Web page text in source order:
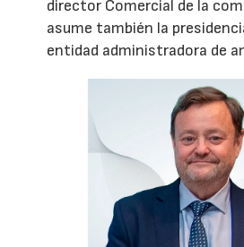
director Comercial de la
asume también la
entidad administradora de